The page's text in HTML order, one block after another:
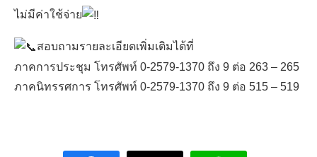
ไม่มีค่าใช้จ่าย
สอบถามรายละเอียดเพิ่มเติมได้ที่
ภาคการประชุม โทรศัพท์ 0-2579-1370 ถึง 9 ต่อ 263 – 265
ภาคนิทรรศการ โทรศัพท์ 0-2579-1370 ถึง 9 ต่อ 515 – 519